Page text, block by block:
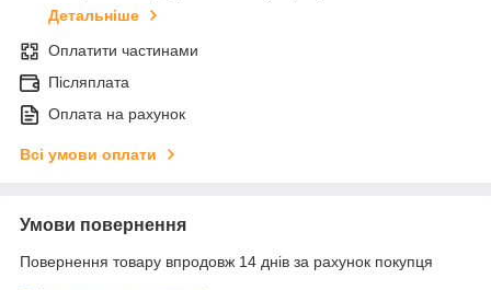
Детальніше
Оплатити частинами
Післяплата
Оплата на рахунок
Всі умови оплати
Умови повернення
Повернення товару впродовж 14 днів за рахунок покупця